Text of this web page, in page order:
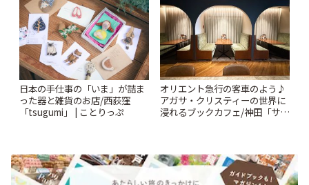
日本の手仕事の「いま」が詰ま
った器と雑貨のお店/西荻窪
「tsugumi」 | ことりっぷ
オリエント急行の客車のよう♪
アガサ・クリスティーの世界に
浸れるブックカフェ/神田「サロ